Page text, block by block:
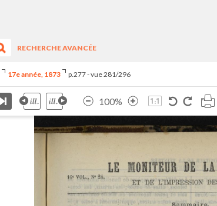
RECHERCHE AVANCÉE
17e année, 1873 p.277 - vue 281/296
100%